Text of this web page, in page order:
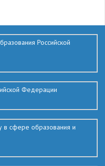
Российской
Федерации
в сфере образования и